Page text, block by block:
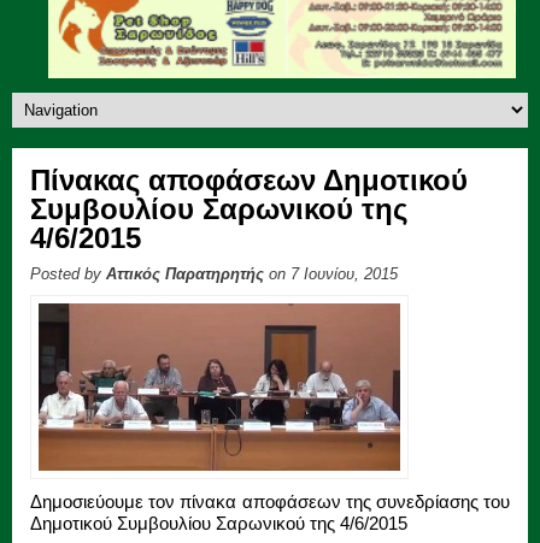
Πίνακας αποφάσεων Δημοτικού
Συμβουλίου Σαρωνικού της
4/6/2015
Posted by Αττικός Παρατηρητής on 7 Ιουνίου, 2015
Δημοσιεύουμε τον πίνακα αποφάσεων της συνεδρίασης του
Δημοτικού Συμβουλίου Σαρωνικού της 4/6/2015